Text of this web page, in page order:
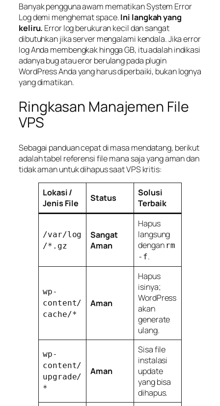
Banyak pengguna awam mematikanSystem Error
Logdemi menghemat space.Ini langkah yang
keliru. Error log berukuran kecil dan sangat
dibutuhkan jika server mengalami kendala. Jika error
log Anda membengkak hingga GB, itu adalah indikasi
adanyabugatau eror berulang pada plugin
WordPress Anda yang harus diperbaiki, bukan lognya
yang dimatikan.
Ringkasan Manajemen File
VPS
Sebagai panduan cepat di masa mendatang, berikut
adalah tabel referensi file mana saja yang aman dan
tidak aman untuk dihapus saat VPS kritis:
Lokasi /
Jenis File
Status
Solusi
Terbaik
/var/log
/*.gz
Sangat
Aman
Hapus
langsung
dengan rm
-f.
wp-
content/
cache/*
Aman
Hapus
isinya;
WordPress
akan
generate
ulang.
wp-
content/
upgrade/
*
Aman
Sisa file
instalasi
update
yang bisa
dihapus.